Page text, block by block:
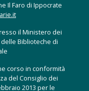
Il Faro di Ippocrate
il Ministero dei
Biblioteche di
corso in conformità
del Consiglio dei
2013 per le